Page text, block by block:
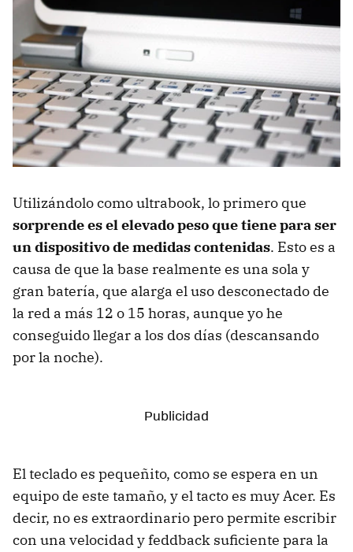
Utilizándolo como ultrabook, lo primero que
sorprende es el elevado peso que tiene para ser
un dispositivo de medidas contenidas. Esto es a
causa de que la base realmente es una sola y
gran batería, que alarga el uso desconectado de
la red a más 12 o 15 horas, aunque yo he
conseguido llegar a los dos días (descansando
por la noche).
El teclado es pequeñito, como se espera en un
equipo de este tamaño, y el tacto es muy Acer. Es
decir, no es extraordinario pero permite escribir
con una velocidad y feddback suficiente para la